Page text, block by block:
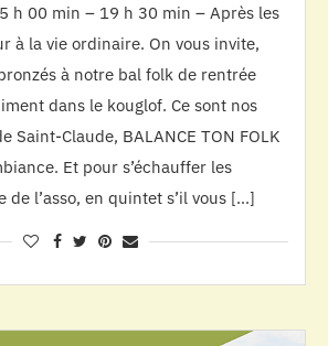
h 00 min – 19 h 30 min – Après les
à la vie ordinaire. On vous invite,
à notre bal folk de rentrée
dans le kouglof. Ce sont nos
Saint-Claude, BALANCE TON FOLK
Et pour s’échauffer les
de l’asso, en quintet s’il vous […]